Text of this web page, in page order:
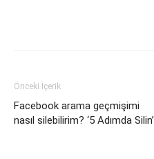
Önceki İçerik
Facebook arama geçmişimi
nasıl silebilirim? ‘5 Adımda Silin’